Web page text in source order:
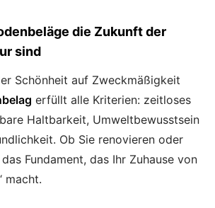
die Zukunft der
sind
Schönheit auf Zweckmäßigkeit
erfüllt alle Kriterien: zeitloses
Haltbarkeit, Umweltbewusstsein
Ob Sie renovieren oder
Fundament, das Ihr Zuhause von
macht.